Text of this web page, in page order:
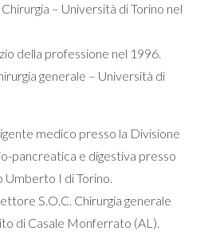
– Università di Torino nel
della professione nel 1996.
generale – Università di
medico presso la Divisione
pancreatica e digestiva presso
Umberto I di Torino.
S.O.C. Chirurgia generale
di Casale Monferrato (AL).